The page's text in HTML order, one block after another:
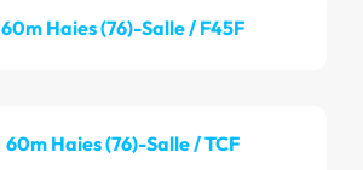
60m Haies (76)-Salle / F45F
60m Haies (76)-Salle / TCF